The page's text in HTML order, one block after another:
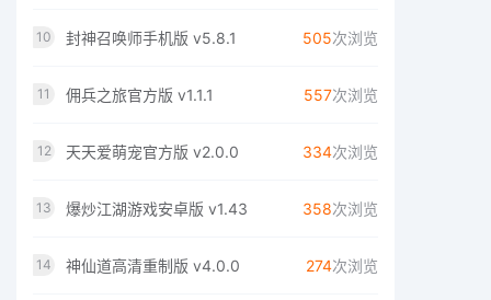
10 封神召唤师手机版 v5.8.1 505次浏览
11 佣兵之旅官方版 v1.1.1 557次浏览
12 天天爱萌宠官方版 v2.0.0 334次浏览
13 爆炒江湖游戏安卓版 v1.43 358次浏览
14 神仙道高清重制版 v4.0.0 274次浏览